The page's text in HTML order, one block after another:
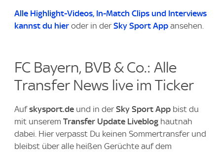
Alle Highlight-Videos, In-Match Clips und Interviews
kannst du hier oder in der Sky Sport App ansehen.
FC Bayern, BVB & Co.: Alle
Transfer News live im Ticker
Aufskysport.de und in der Sky Sport App bist du
mit unserem Transfer Update Liveblog hautnah
dabei. Hier verpasst Du keinen Sommertransfer und
bleibst über alle heißen Gerüchte auf dem